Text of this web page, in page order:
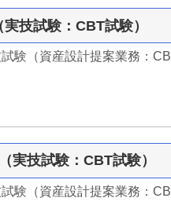
技試験：CBT試験）
験（資産設計提案業務：
実技試験：CBT試験）
験（資産設計提案業務：